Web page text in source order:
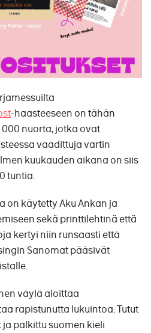
-haasteeseen on tähän
nuorta, jotka ovat
vaadittuja vartin
kuukauden aikana on siis
tuntia.
on käytetty Aku Ankan ja
sekä printtilehtinä että
kertyi niin runsaasti että
Sanomat pääsivät
väylä aloittaa
rapistunutta lukuintoa. Tutut
palkittu suomen kieli